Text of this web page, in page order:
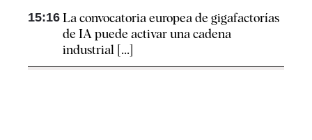
15:16 La convocatoria europea de gigafactorías
de IA puede activar una cadena
industrial [...]